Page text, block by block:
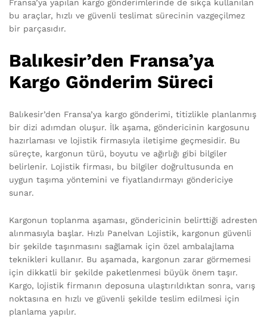
Fransa’ya yapılan kargo gönderimlerinde de sıkça kullanılan
bu araçlar, hızlı ve güvenli teslimat sürecinin vazgeçilmez
bir parçasıdır.
Balıkesir’den Fransa’ya
Kargo Gönderim Süreci
Balıkesir’den Fransa’ya kargo gönderimi, titizlikle planlanmış
bir dizi adımdan oluşur. İlk aşama, göndericinin kargosunu
hazırlaması ve lojistik firmasıyla iletişime geçmesidir. Bu
süreçte, kargonun türü, boyutu ve ağırlığı gibi bilgiler
belirlenir. Lojistik firması, bu bilgiler doğrultusunda en
uygun taşıma yöntemini ve fiyatlandırmayı göndericiye
sunar.
Kargonun toplanma aşaması, göndericinin belirttiği adresten
alınmasıyla başlar. Hızlı Panelvan Lojistik, kargonun güvenli
bir şekilde taşınmasını sağlamak için özel ambalajlama
teknikleri kullanır. Bu aşamada, kargonun zarar görmemesi
için dikkatli bir şekilde paketlenmesi büyük önem taşır.
Kargo, lojistik firmanın deposuna ulaştırıldıktan sonra, varış
noktasına en hızlı ve güvenli şekilde teslim edilmesi için
planlama yapılır.